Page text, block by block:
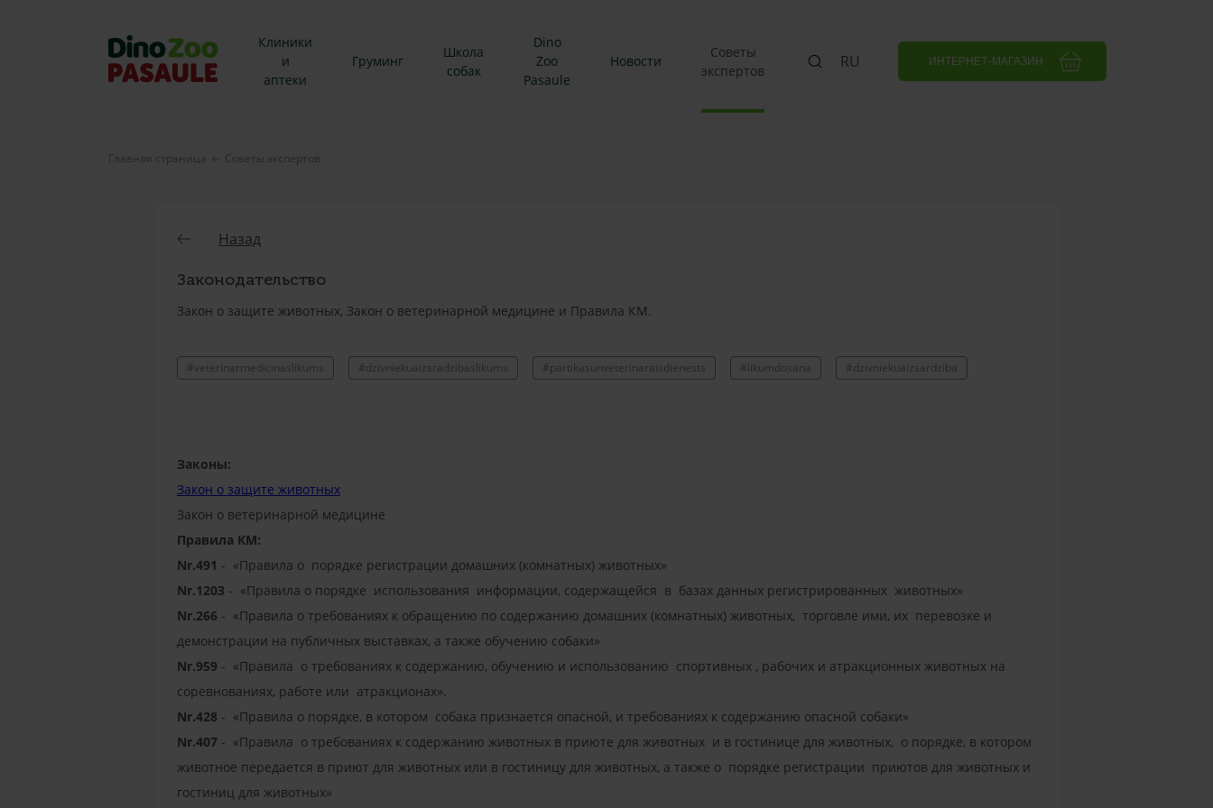
Клиники
и
аптеки
Груминг
Школа
собак
Dino
Zoo
Pasaule
Новости
Советы
экспертов
RU ИНТЕРНЕТ-МАГАЗИН
Главная страница Советы экспертов
Назад
Законодательство
Закон о защите животных, Закон о ветеринарной медицине и Правила КМ.
#veterinarmedicinaslikums #dzivniekuaizsradzibaslikums #partikasunveterinaraisdienests #likumdosana #dzivniekuaizsardziba
Законы:
Закон о защите животных
Закон о ветеринарной медицине
Правила КМ:
Nr.491 - «Правила о порядке регистрации домашних (комнатных) животных»
Nr.1203 - «Правила о порядке использования информации, содержащейся в базах данных регистрированных животных»
Nr.266 - «Правила о требованиях к обращению по содержанию домашних (комнатных) животных, торговле ими, их перевозке и
демонстрации на публичных выставках, а также обучению собаки»
Nr.959 - «Правила о требованиях к содержанию, обучению и использованию спортивных , рабочих и атракционных животных на
соревнованиях, работе или атракционах».
Nr.428 - «Правила о порядке, в котором собака признается опасной, и требованиях к содержанию опасной собаки»
Nr.407 - «Правила о требованиях к содержанию животных в приюте для животных и в гостинице для животных, о порядке, в котором
животное передается в приют для животных или в гостиницу для животных, а также о порядке регистрации приютов для животных и
гостиниц для животных»